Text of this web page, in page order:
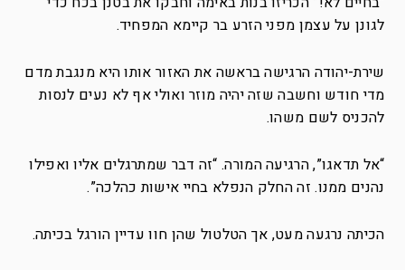
לגונן על עצמן מפני הזרע בר קיימא המפחיד.
שירת-יהודה הרגישה בראשה את האזור אותו היא מנגבת מדם
מדי חודש וחשבה שזה יהיה מוזר ואולי אף לא נעים לנסות
להכניס לשם משהו.
“אל תדאגו”, הרגיעה המורה. “זה דבר שמתרגלים אליו ואפילו
נהנים ממנו. זה החלק הנפלא בחיי אישות כהלכה”.
הכיתה נרגעה מעט, אך הטלטול שהן חוו עדיין הורגל בכיתה.